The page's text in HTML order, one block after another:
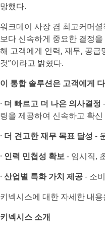
망했다.
워크데이 사장 겸 최고커머
보다 신속하게 중요한 결정
해 고객에게 인력, 재무, 공
것”이라고 밝혔다.
이 통합 솔루션은 고객에게
· 더 빠르고 더 나은 의사결정
링을 제공하여 신속하고 확
· 더 견고한 재무 목표 달성 -
· 인력 민첩성 확보- 임시직,
· 산업별 특화 가치 제공- 소
키넥시스에 대한 자세한 내
키넥시스 소개